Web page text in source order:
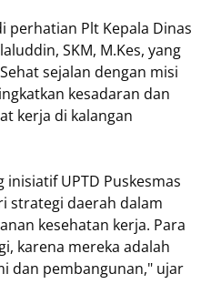
perhatian Plt Kepala Dinas
SKM, M.Kes, yang
sejalan dengan misi
kesadaran dan
kerja di kalangan
UPTD Puskesmas
strategi daerah dalam
kesehatan kerja. Para
karena mereka adalah
dan pembangunan," ujar